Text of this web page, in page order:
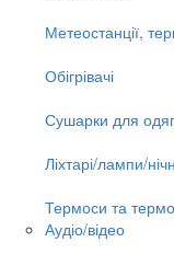
Метеостанції,
Обігрівачі
Сушарки для
Ліхтарі/лампи/
Термоси та
Аудіо/відео